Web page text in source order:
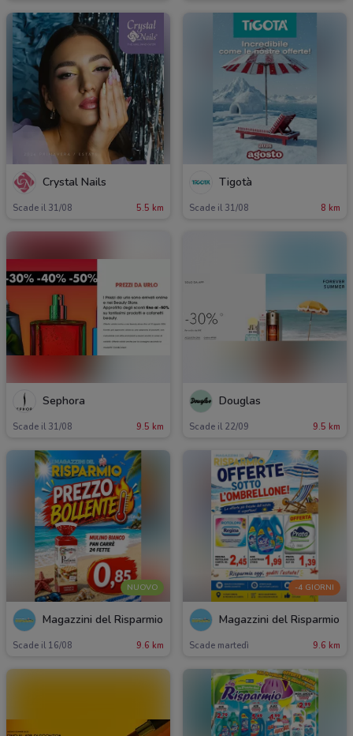
Crystal Nails
Scade il 31/08 5.5 km
Tigotà
Scade il 31/08 8 km
Sephora
Scade il 31/08 9.5 km
Douglas
Scade il 22/09 9.5 km
NUOVO
Magazzini del Risparmio
Scade il 16/08 9.6 km
-4 GIORNI
Magazzini del Risparmio
Scade martedì 9.6 km